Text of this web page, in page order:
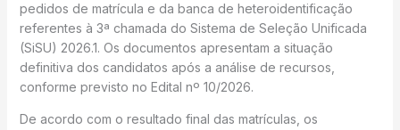
pedidos de matrícula e da banca de heteroidentificação
referentes à 3ª chamada do Sistema de Seleção Unificada
(SiSU) 2026.1. Os documentos apresentam a situação
definitiva dos candidatos após a análise de recursos,
conforme previsto no Edital nº 10/2026.
De acordo com o resultado final das matrículas, os